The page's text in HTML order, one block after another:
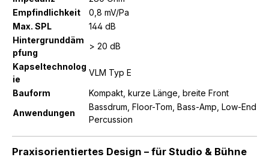
Empfindlichkeit
0,8 mV/Pa
Max. SPL
144 dB
Hintergrunddäm
pfung
> 20 dB
Kapseltechnolog
ie
VLM Typ E
Bauform
Kompakt, kurze Länge, breite Front
Anwendungen
Bassdrum, Floor-Tom, Bass-Amp, Low-End
Percussion
Praxisorientiertes Design – für Studio & Bühne